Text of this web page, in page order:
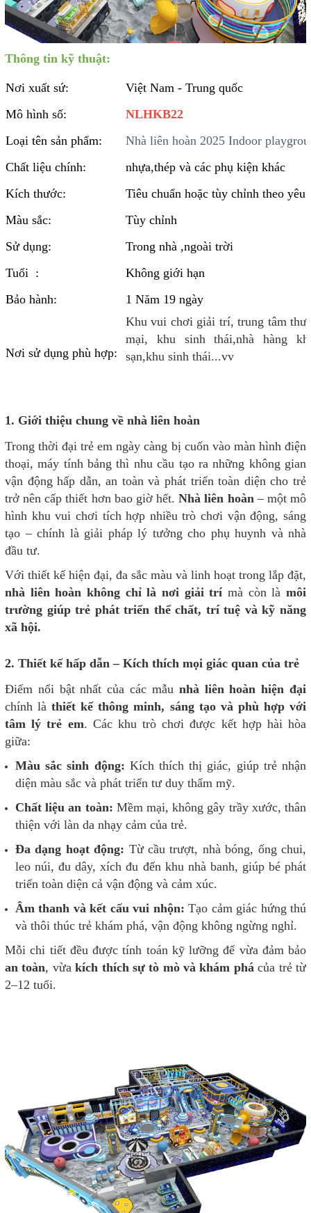
Thông tin kỹ thuật:
Nơi xuất sứ:
Việt Nam - Trung quốc
Mô hình số:
NLHKB22
Loại tên sản phẩm:
Nhà liên hoàn 2025 Indoor
Chất liệu chính:
nhựa,thép và các phụ kiện khác
Kích thước:
Tiêu chuẩn hoặc tùy chỉnh theo yêu
Màu sắc:
Tùy chỉnh
Sử dụng:
Trong nhà ,ngoài trời
Tuổi :
Không giới hạn
Bảo hành:
1 Năm 19 ngày
Nơi sử dụng phù hợp:
Khu vui chơi giải trí, trung tâm
mại, khu sinh thái,nhà hàng
sạn,khu sinh thái...vv
1. Giới thiệu chung về nhà liên hoàn
Trong thời đại trẻ em ngày càng bị cuốn vào màn hình điện
thoại, máy tính bảng thì nhu cầu tạo ra những không gian
vận động hấp dẫn, an toàn và phát triển toàn diện cho trẻ
trở nên cấp thiết hơn bao giờ hết.Nhà liên hoàn – một mô
hình khu vui chơi tích hợp nhiều trò chơi vận động, sáng
tạo – chính là giải pháp lý tưởng cho phụ huynh và nhà
đầu tư.
Với thiết kế hiện đại, đa sắc màu và linh hoạt trong lắp đặt,
nhà liên hoàn không chỉ là nơi giải trí mà còn làmôi
trường giúp trẻ phát triển thể chất, trí tuệ và kỹ năng
xã hội.
2. Thiết kế hấp dẫn – Kích thích mọi giác quan của trẻ
Điểm nổi bật nhất của các mẫu nhà liên hoàn hiện đại
chính làthiết kế thông minh, sáng tạo và phù hợp với
tâm lý trẻ em. Các khu trò chơi được kết hợp hài hòa
giữa:
Màu sắc sinh động: Kích thích thị giác, giúp trẻ nhận
diện màu sắc và phát triển tư duy thẩm mỹ.
Chất liệu an toàn: Mềm mại, không gây trầy xước, thân
thiện với làn da nhạy cảm của trẻ.
Đa dạng hoạt động: Từ cầu trượt, nhà bóng, ống chui,
leo núi, đu dây, xích đu đến khu nhà banh, giúp bé phát
triển toàn diện cả vận động và cảm xúc.
Âm thanh và kết cấu vui nhộn: Tạo cảm giác hứng thú
và thôi thúc trẻ khám phá, vận động không ngừng nghỉ.
Mỗi chi tiết đều được tính toán kỹ lưỡng để vừa đảm bảo
an toàn, vừakích thích sự tò mò và khám phá của trẻ từ
2–12 tuổi.